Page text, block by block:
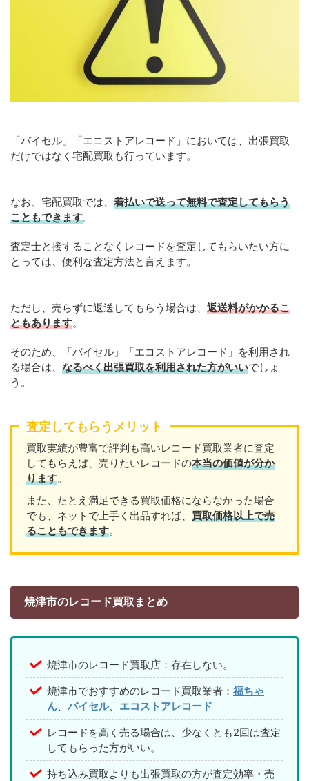
「バイセル」「エコストアレコード」においては、出張買取
だけではなく宅配買取も行っています。
なお、宅配買取では、 着払いで送って無料で査定してもらう
こともできます。
査定士と接することなくレコードを査定してもらいたい方に
とっては、便利な査定方法と言えます。
ただし、売らずに返送してもらう場合は、 返送料がかかるこ
ともあります。
そのため、「バイセル」「エコストアレコード」を利用され
る場合は、 なるべく出張買取を利用された方がいいでしょ
う。
査定してもらうメリット
買取実績が豊富で評判も高いレコード買取業者に査定
してもらえば、売りたいレコードの本当の価値が分か
ります。
また、たとえ満足できる買取価格にならなかった場合
でも、ネットで上手く出品すれば、 買取価格以上で売
ることもできます。
焼津市のレコード買取まとめ
焼津市のレコード買取店：存在しない。
焼津市でおすすめのレコード買取業者： 福ちゃ
ん
バイセル、 エコストアレコード
レコードを高く売る場合は、少なくとも2回は査定
してもらった方がいい。
持ち込み買取よりも出張買取の方が査定効率・売